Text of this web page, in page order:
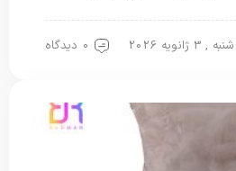
شنبه , 3 ژانویه 2026 0 دیدگاه